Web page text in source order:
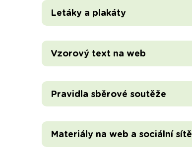
Letáky a plakáty
Vzorový text na web
Pravidla sběrové soutěže
Materiály na web a sociální sítě